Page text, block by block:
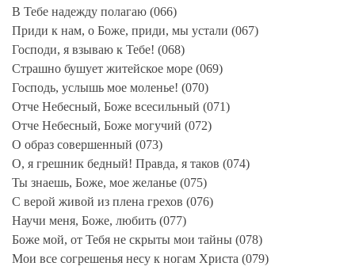
В Тебе надежду полагаю (066)
Приди к нам, о Боже, приди, мы устали (067)
Господи, я взываю к Тебе! (068)
Страшно бушует житейское море (069)
Господь, услышь мое моленье! (070)
Отче Небесный, Боже всесильный (071)
Отче Небесный, Боже могучий (072)
О образ совершенный (073)
О, я грешник бедный! Правда, я таков (074)
Ты знаешь, Боже, мое желанье (075)
С верой живой из плена грехов (076)
Научи меня, Боже, любить (077)
Боже мой, от Тебя не скрыты мои тайны (078)
Мои все согрешенья несу к ногам Христа (079)